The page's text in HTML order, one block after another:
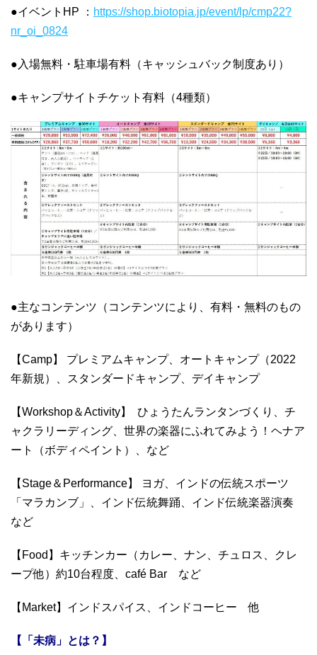
●イベントHP ： https://shop.biotopia.jp/event/lp/cmp22?
nr_oi_0824
●入場無料・駐車場有料（キャッシュバック制度あり）
●キャンプサイトチケット有料（4種類）
●主なコンテンツ（コンテンツにより、有料・無料のもの
があります）
【Camp】 プレミアムキャンプ、オートキャンプ（2022
年新規）、スタンダードキャンプ、デイキャンプ
【Workshop＆Activity】 ひょうたんランタンづくり、チ
ャクラリーディング、世界の楽器にふれてみよう！ヘナア
ート（ボディペイント）、など
【Stage＆Performance】 ヨガ、インドの伝統スポーツ
「マラカンブ」、インド伝統舞踊、インド伝統楽器演奏
など
【Food】キッチンカー（カレー、ナン、チュロス、クレ
ープ他）約10台程度、café Bar など
【Market】インドスパイス、インドコーヒー 他
【「未病」とは？】